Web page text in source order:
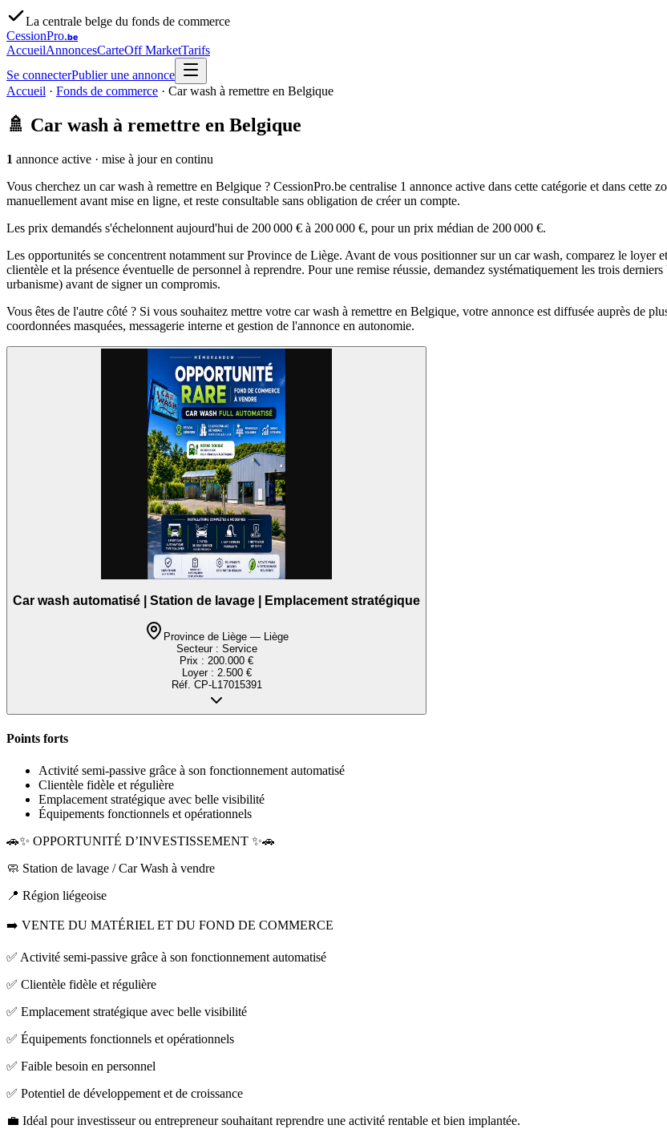
La centrale belge du fonds de commerce
CessionPro.be
AccueilAnnoncesCarteOff MarketTarifs
Se connecterPublier une annonce
Accueil · Fonds de commerce · Car wash à remettre en Belgique
🚿 Car wash à remettre en Belgique
1 annonce active · mise à jour en continu
Vous cherchez un car wash à remettre en Belgique ? CessionPro.be centralise 1 annonce active dans cette catégorie et dans cette
manuellement avant mise en ligne, et reste consultable sans obligation de créer un compte.
Les prix demandés s'échelonnent aujourd'hui de 200 000 € à 200 000 €, pour un prix médian de 200 000 €.
Les opportunités se concentrent notamment sur Province de Liège. Avant de vous positionner sur un car wash, comparez le loyer
clientèle et la présence éventuelle de personnel à reprendre. Pour une remise réussie, demandez systématiquement les trois
urbanisme) avant de signer un compromis.
Vous êtes de l'autre côté ? Si vous souhaitez mettre votre car wash à remettre en Belgique, votre annonce est diffusée auprès de
coordonnées masquées, messagerie interne et gestion de l'annonce en autonomie.
Car wash automatisé | Station de lavage | Emplacement stratégique
Province de Liège — Liège
Secteur : Service
Prix : 200.000 €
Loyer : 2.500 €
Réf. CP-L17015391
Points forts
Activité semi-passive grâce à son fonctionnement automatisé
Clientèle fidèle et régulière
Emplacement stratégique avec belle visibilité
Équipements fonctionnels et opérationnels
🚗✨ OPPORTUNITÉ D’INVESTISSEMENT ✨🚗
🧼 Station de lavage / Car Wash à vendre
📍 Région liégeoise
➡️ VENTE DU MATÉRIEL ET DU FOND DE COMMERCE
✅ Activité semi-passive grâce à son fonctionnement automatisé
✅ Clientèle fidèle et régulière
✅ Emplacement stratégique avec belle visibilité
✅ Équipements fonctionnels et opérationnels
✅ Faible besoin en personnel
✅ Potentiel de développement et de croissance
💼 Idéal pour investisseur ou entrepreneur souhaitant reprendre une activité rentable et bien implantée.